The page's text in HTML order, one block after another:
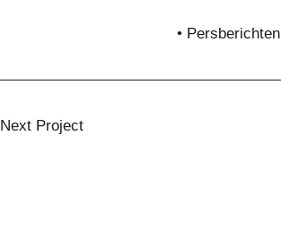
• Persberichten
Next Project